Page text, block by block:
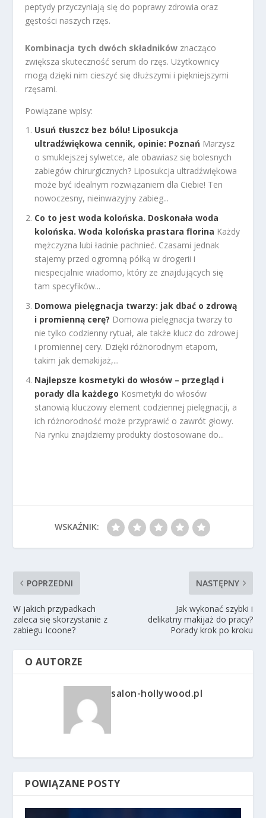
peptydy przyczyniają się do poprawy zdrowia oraz
gęstości naszych rzęs.
Kombinacja tych dwóch składników znacząco
zwiększa skuteczność serum do rzęs. Użytkownicy
mogą dzięki nim cieszyć się dłuższymi i piękniejszymi
rzęsami.
Powiązane wpisy:
Usuń tłuszcz bez bólu! Liposukcja
ultradźwiękowa cennik, opinie: Poznań Marzysz
o smuklejszej sylwetce, ale obawiasz się bolesnych
zabiegów chirurgicznych? Liposukcja ultradźwiękowa
może być idealnym rozwiązaniem dla Ciebie! Ten
nowoczesny, nieinwazyjny zabieg...
Co to jest woda kolońska. Doskonała woda
kolońska. Woda kolońska prastara florina Każdy
mężczyzna lubi ładnie pachnieć. Czasami jednak
stajemy przed ogromną półką w drogerii i
niespecjalnie wiadomo, który ze znajdujących się
tam specyfików...
Domowa pielęgnacja twarzy: jak dbać o zdrową
i promienną cerę? Domowa pielęgnacja twarzy to
nie tylko codzienny rytuał, ale także klucz do zdrowej
i promiennej cery. Dzięki różnorodnym etapom,
takim jak demakijaż,...
Najlepsze kosmetyki do włosów – przegląd i
porady dla każdego Kosmetyki do włosów
stanowią kluczowy element codziennej pielęgnacji, a
ich różnorodność może przyprawić o zawrót głowy.
Na rynku znajdziemy produkty dostosowane do...
WSKAŹNIK:
POPRZEDNI
W jakich przypadkach
zaleca się skorzystanie z
zabiegu Icoone?
NASTĘPNY
Jak wykonać szybki i
delikatny makijaż do pracy?
Porady krok po kroku
O AUTORZE
salon-hollywood.pl
POWIĄZANE POSTY